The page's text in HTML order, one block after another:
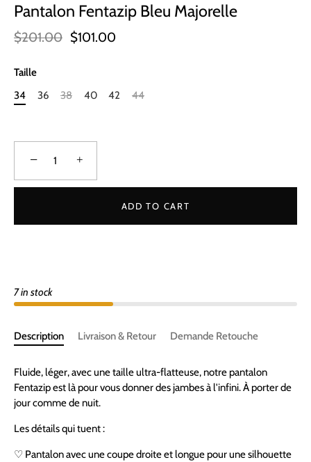
Pantalon Fentazip Bleu Majorelle
$201.00 $101.00
Taille
34
36 38 40 42 44
− +
ADD TO CART
7 in stock
Description Livraison & Retour Demande Retouche
Fluide, léger, avec une taille ultra-flatteuse, notre pantalon
Fentazip est là pour vous donner des jambes à l'infini. À porter de
jour comme de nuit.
Les détails qui tuent :
♡ Pantalon avec une coupe droite et longue pour une silhouette